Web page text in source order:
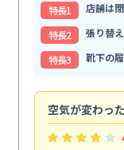
特⻑1
店舗は
特⻑2
張り替
特⻑3
靴下の
空気が変わった